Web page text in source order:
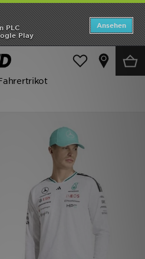
PLC
Play
Ansehen
T-Shirts und Tanktops
Formula 1 Team